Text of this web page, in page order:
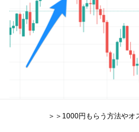
＞＞1000円もらう方法やオ